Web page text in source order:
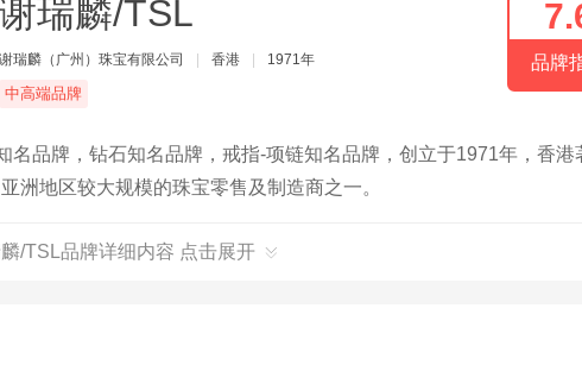
谢瑞麟/TSL
谢瑞麟（广州）珠宝有限公司 香港 1971年
中高端品牌
品牌
名品牌，钻石知名品牌，戒指-项链知名品牌，创立于1971年，香港
洲地区较大规模的珠宝零售及制造商之一。
/TSL品牌详细内容 点击展开